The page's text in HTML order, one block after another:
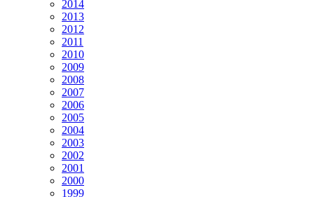
2014
2013
2012
2011
2010
2009
2008
2007
2006
2005
2004
2003
2002
2001
2000
1999